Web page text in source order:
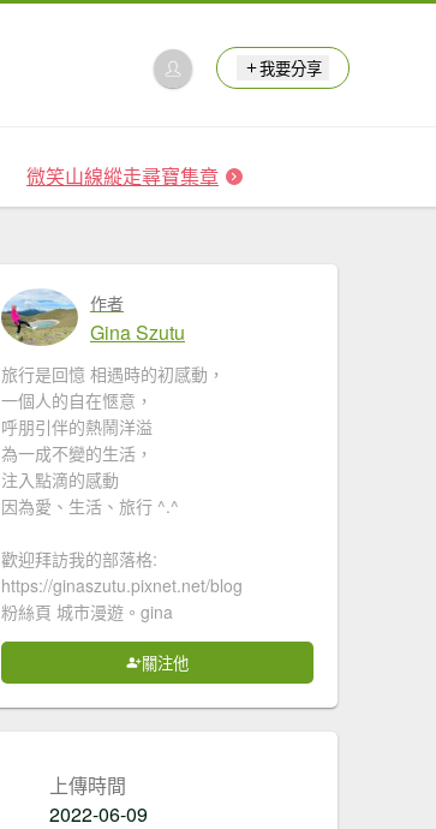
我要分享
微笑山線縱走尋寶集章
作者
Gina Szutu
旅行是回憶 相遇時的初感動，
一個人的自在愜意，
呼朋引伴的熱鬧洋溢
為一成不變的生活，
注入點滴的感動
因為愛、生活、旅行 ^.^
歡迎拜訪我的部落格:
https://ginaszutu.pixnet.net/blog
粉絲頁 城市漫遊。gina
關注他
上傳時間
2022-06-09